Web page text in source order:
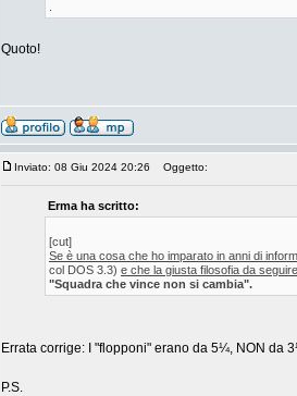
Quoto!
Inviato: 08 Giu 2024 20:26 Oggetto:
Erma ha scritto:
[cut]
Se è una cosa che ho imparato in anni di
col DOS 3.3) e che la giusta filosofia da
"Squadra che vince non si cambia".
Errata corrige: I "flopponi" erano da 5¼, NON da
P.S.